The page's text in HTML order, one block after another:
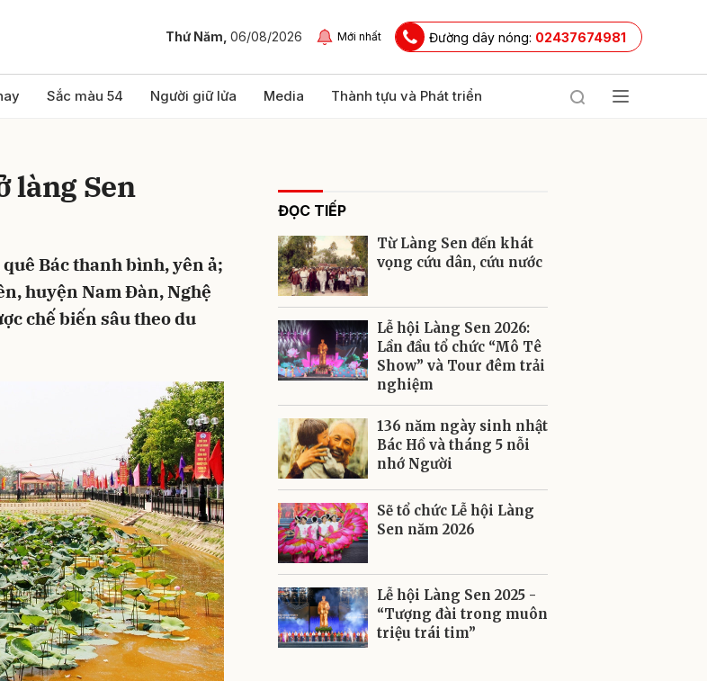
Thứ Năm, 06/08/2026 Mới nhất Đường dây nóng: 02437674981
Sắc màu 54 Người giữ lửa Media Thành tựu và Phát triển
làng Sen
Bác thanh bình, yên ả;
huyện Nam Đàn, Nghệ
chế biến sâu theo du
ĐỌC TIẾP
Từ Làng Sen đến khát
vọng cứu dân, cứu nước
Lễ hội Làng Sen 2026:
Lần đầu tổ chức “Mô Tê
Show” và Tour đêm trải
nghiệm
136 năm ngày sinh nhật
Bác Hồ và tháng 5 nỗi
nhớ Người
Sẽ tổ chức Lễ hội Làng
Sen năm 2026
Lễ hội Làng Sen 2025 -
“Tượng đài trong muôn
triệu trái tim”
Hủy Gửi